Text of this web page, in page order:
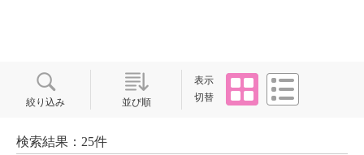
絞り込み 並び順
表示
切替
タイル
検索結果：25件